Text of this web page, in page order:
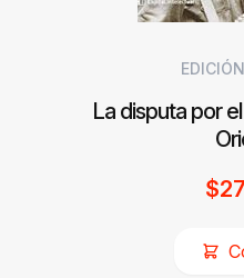
La disputa por
$